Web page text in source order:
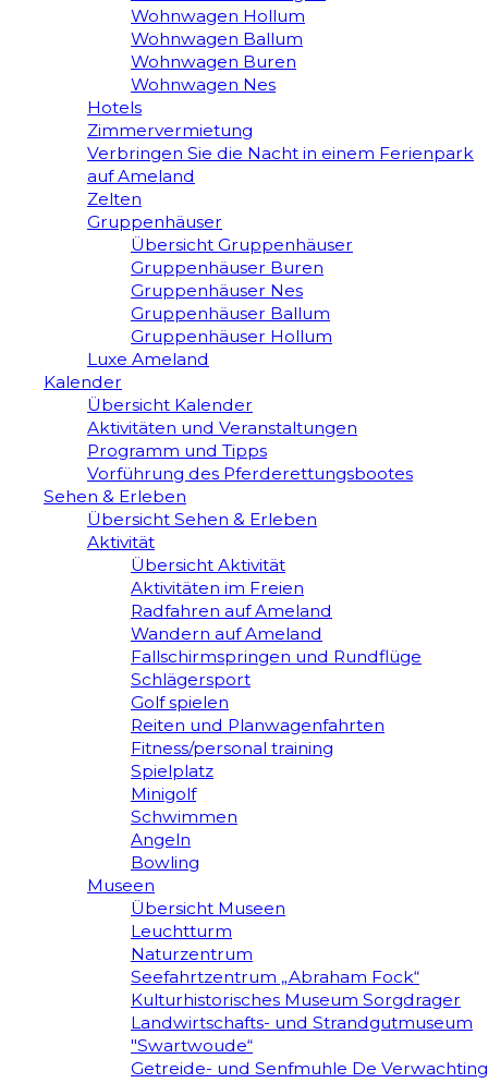
Wohnwagen Hollum
Wohnwagen Ballum
Wohnwagen Buren
Wohnwagen Nes
Hotels
Zimmervermietung
Verbringen Sie die Nacht in einem Ferienpark
auf Ameland
Zelten
Gruppenhäuser
Übersicht Gruppenhäuser
Gruppenhäuser Buren
Gruppenhäuser Nes
Gruppenhäuser Ballum
Gruppenhäuser Hollum
Luxe Ameland
Kalender
Übersicht Kalender
Aktivitäten und Veranstaltungen
Programm und Tipps
Vorführung des Pferderettungsbootes
Sehen & Erleben
Übersicht Sehen & Erleben
Aktivität
Übersicht Aktivität
Aktivitäten im Freien
Radfahren auf Ameland
Wandern auf Ameland
Fallschirmspringen und Rundflüge
Schlägersport
Golf spielen
Reiten und Planwagenfahrten
Fitness/personal training
Spielplatz
Minigolf
Schwimmen
Angeln
Bowling
Museen
Übersicht Museen
Leuchtturm
Naturzentrum
Seefahrtzentrum „Abraham Fock“
Kulturhistorisches Museum Sorgdrager
Landwirtschafts- und Strandgutmuseum
"Swartwoude“
Getreide- und Senfmuhle De Verwachting